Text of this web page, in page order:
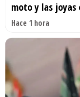
moto y las joyas
Hace 1 hora